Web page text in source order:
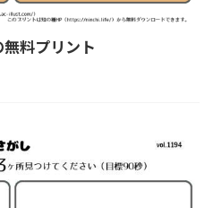
料プリント